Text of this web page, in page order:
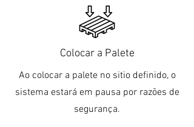
Colocar a Palete
Ao colocar a palete no sitio definido, o
sistema estará em pausa por razões de
segurança.